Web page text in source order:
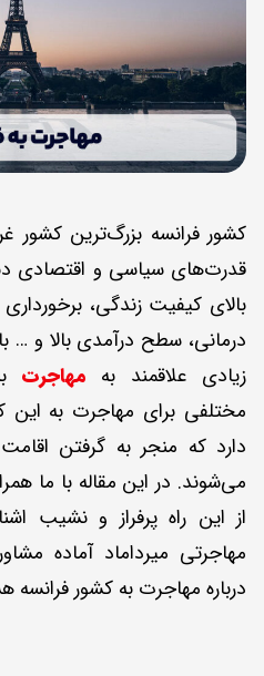
کشور فرانسه بزرگ‌ترین کشور
قدرت‌های سیاسی و اقتصادی
بالای کیفیت زندگی، برخورداری
درمانی، سطح درآمدی بالا و
زیادی علاقمند به مهاجرت
مختلفی برای مهاجرت به این
دارد که منجر به گرفتن
می‌شوند. در این مقاله با ما
از این راه پرفراز و نشیب
مهاجرتی میرداماد آماده
درباره مهاجرت به کشور فرانسه